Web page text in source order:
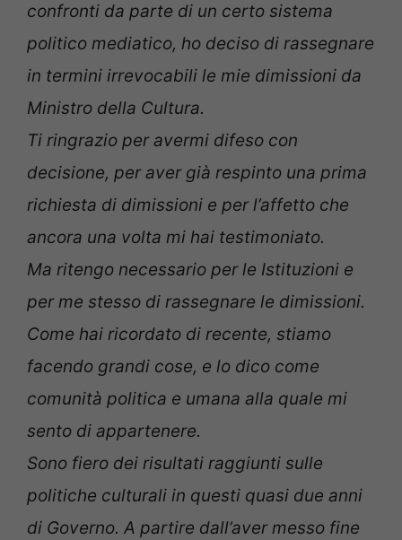
confronti da parte di un certo sistema
politico mediatico, ho deciso di rassegnare
in termini irrevocabili le mie dimissioni da
Ministro della Cultura.
Ti ringrazio per avermi difeso con
decisione, per aver già respinto una prima
richiesta di dimissioni e per l’affetto che
ancora una volta mi hai testimoniato.
Ma ritengo necessario per le Istituzioni e
per me stesso di rassegnare le dimissioni.
Come hai ricordato di recente, stiamo
facendo grandi cose, e lo dico come
comunità politica e umana alla quale mi
sento di appartenere.
Sono fiero dei risultati raggiunti sulle
politiche culturali in questi quasi due anni
di Governo. A partire dall’aver messo fine